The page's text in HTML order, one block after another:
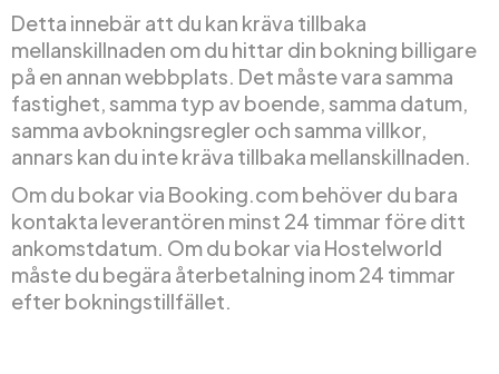
Detta innebär att du kan kräva tillbaka
mellanskillnaden om du hittar din bokning billigare
på en annan webbplats. Det måste vara samma
fastighet, samma typ av boende, samma datum,
samma avbokningsregler och samma villkor,
annars kan du inte kräva tillbaka mellanskillnaden.
Om du bokar via Booking.com behöver du bara
kontakta leverantören minst 24 timmar före ditt
ankomstdatum. Om du bokar via Hostelworld
måste du begära återbetalning inom 24 timmar
efter bokningstillfället.